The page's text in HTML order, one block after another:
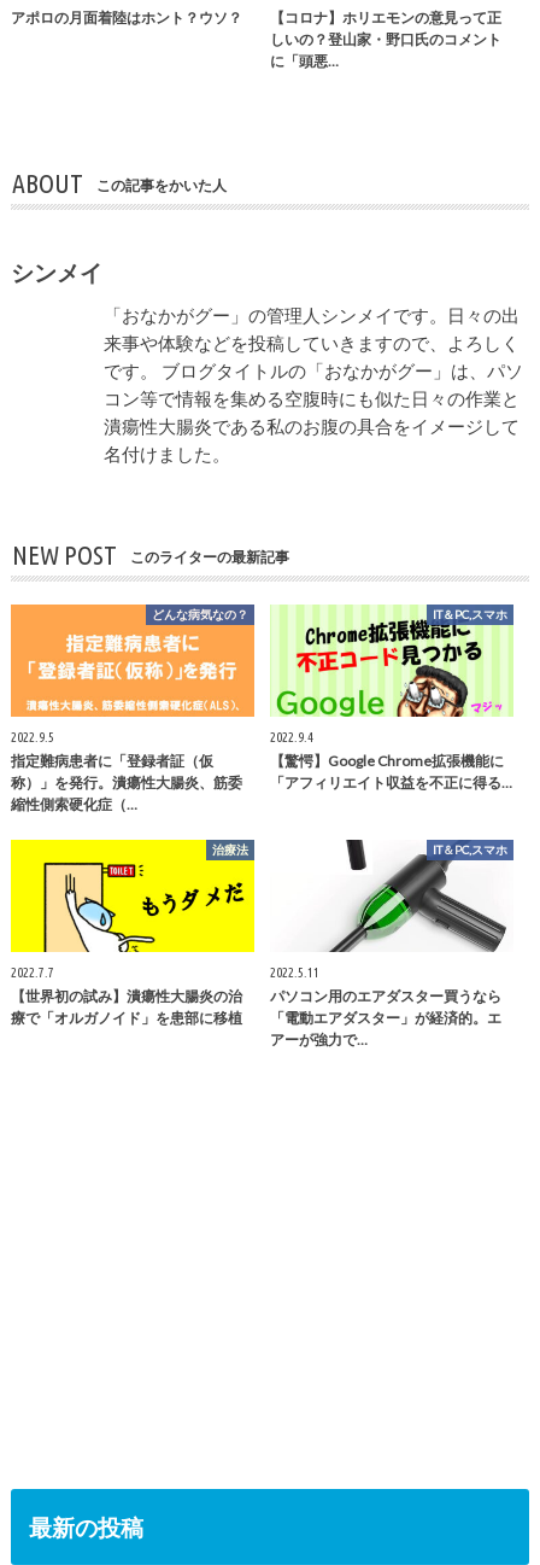
アポロの月面着陸はホント？ウソ？
【コロナ】ホリエモンの意見って正
しいの？登山家・野口氏のコメント
に「頭悪…
ABOUT この記事をかいた人
シンメイ
「おなかがグー」の管理人シンメイです。日々の出
来事や体験などを投稿していきますので、よろしく
です。 ブログタイトルの「おなかがグー」は、パソ
コン等で情報を集める空腹時にも似た日々の作業と
潰瘍性大腸炎である私のお腹の具合をイメージして
名付けました。
NEW POST このライターの最新記事
どんな病気なの？
2022.9.5
指定難病患者に「登録者証（仮
称）」を発行。潰瘍性大腸炎、筋委
縮性側索硬化症（…
IT＆PC,スマホ
2022.9.4
【驚愕】Google Chrome拡張機能に
「アフィリエイト収益を不正に得る…
治療法
2022.7.7
【世界初の試み】潰瘍性大腸炎の治
療で「オルガノイド」を患部に移植
IT＆PC,スマホ
2022.5.11
パソコン用のエアダスター買うなら
「電動エアダスター」が経済的。エ
アーが強力で…
最新の投稿